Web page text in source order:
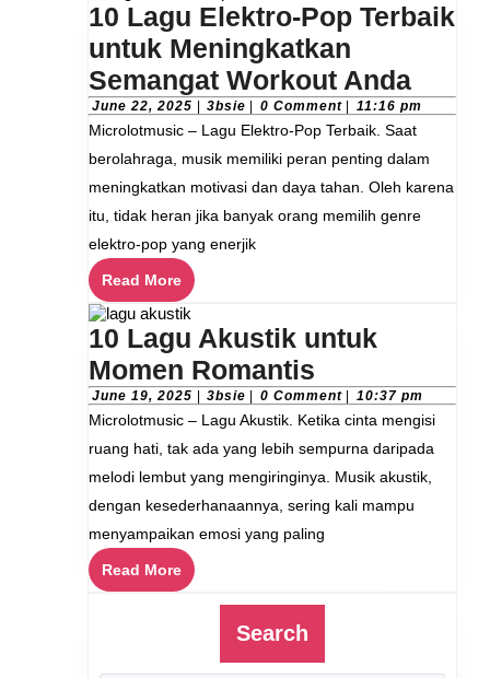
10 Lagu Elektro-Pop Terbaik
untuk Meningkatkan
Semangat Workout Anda10
Lagu
Pop
June 22, 2025 June
2025
3bsie 3bsie
0 Comment 11:16 pm
Microlotmusic – Lagu Elektro-Pop Terbaik. Saat
berolahraga, musik memiliki peran penting dalam
meningkatkan motivasi dan daya tahan. Oleh karena
itu, tidak heran jika banyak orang memilih genre
elektro-pop yang enerjik
Read MoreRead
More
10 Lagu Akustik untuk
Momen Romantis
Lagu
Akustik
untuk
Momen
Romantis
June 19, 2025 June
2025
3bsie 3bsie
0 Comment 10:37 pm
Microlotmusic – Lagu Akustik. Ketika cinta mengisi
ruang hati, tak ada yang lebih sempurna daripada
melodi lembut yang mengiringinya. Musik akustik,
dengan kesederhanaannya, sering kali mampu
menyampaikan emosi yang paling
Read MoreRead
More
Search